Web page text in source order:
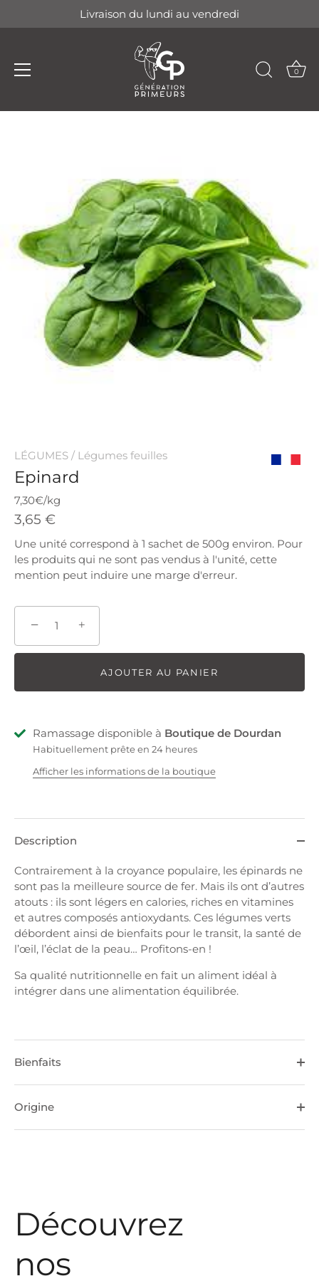
Livraison du lundi au vendredi
0
LÉGUMES / Légumes feuilles
Epinard
7,30€/kg
3,65 €
Une unité correspond à 1 sachet de 500g environ. Pour
les produits qui ne sont pas vendus à l'unité, cette
mention peut induire une marge d'erreur.
− +
AJOUTER AU PANIER
Ramassage disponible à Boutique de Dourdan
Habituellement prête en 24 heures
Afficher les informations de la boutique
Description
Contrairement à la croyance populaire, les épinards ne
sont pas la meilleure source de fer. Mais ils ont d’autres
atouts : ils sont légers en calories, riches en vitamines
et autres composés antioxydants. Ces légumes verts
débordent ainsi de bienfaits pour le transit, la santé de
l’œil, l’éclat de la peau… Profitons-en !
Sa qualité nutritionnelle en fait un aliment idéal à
intégrer dans une alimentation équilibrée.
Bienfaits
Origine
Découvrez
nos